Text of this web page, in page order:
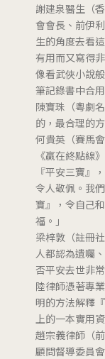
謝建泉醫生（
會會長、前伊
生的角度去看
有用而又寫得
像看武俠小說
筆記錄書中合用
陳寶珠（粵劇
的，最合理的
何貴英（賽馬
《贏在終點線
『平安三寶』
令人敬佩。我
寶』，令自己
福。」
梁梓敦（註冊
人都認為遺囑
否平安去世非
陸律師憑著專
明的方法解釋
上的一本實用
趙宗義律師（
顧問督導委員